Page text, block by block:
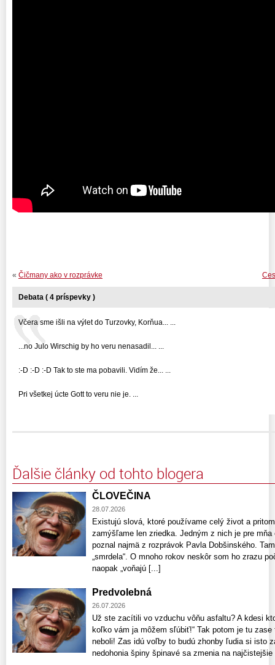
« Čičmany ako v rozprávke
Debata ( 4 príspevky )
Včera sme išli na výlet do Turzovky, Korňua... ...
...no Julo Wirschig by ho veru nenasadil... ...
:-D :-D :-D Tak to ste ma pobavili. Vidím že... ...
Pri všetkej úcte Gott to veru nie je. ...
Ďalšie články od tohto blogera
ČLOVEČINA
28.07.2026
Existujú slová, ktoré používame celý život a
zamýšľame len zriedka. Jedným z nich je pre
poznal najmä z rozprávok Pavla Dobšinského.
„smrdela“. O mnoho rokov neskôr som ho zrazu
naopak „voňajú [...]
Predvolebná
26.07.2026
Už ste zacítili vo vzduchu vôňu asfaltu? A kdesi
koľko vám ja môžem sľúbiť!“ Tak potom je tu
neboli! Zas idú voľby to budú zhonby ľudia si isto
nedohonia špiny špinavé sa zmenia na